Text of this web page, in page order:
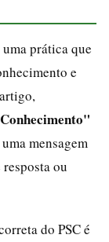
prática que
e
mensagem
ou
do PSC é